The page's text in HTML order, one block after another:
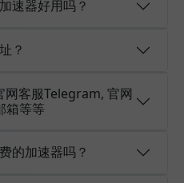
速器好用吗？
？
网客服Telegram, 官网
箱等等
的加速器吗？